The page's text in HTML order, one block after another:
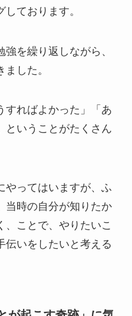
ております。
を繰り返しながら、
した。
すればよかった」「あ
ということがたくさん
やってはいますが、ふ
当時の自分が知りたか
、ことで、やりたいこ
伝いをしたいと考える